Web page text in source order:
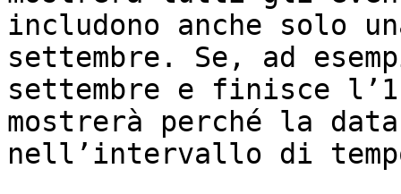
includono anche solo
settembre. Se, ad
settembre e finisce
mostrerà perché la
nell’intervallo di